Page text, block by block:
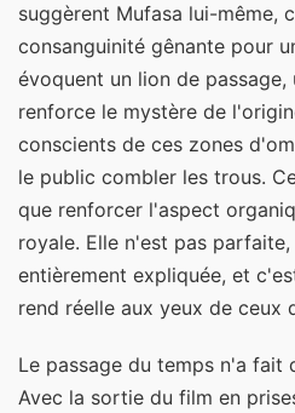
suggèrent Mufasa lui-même,
consanguinité gênante pour
évoquent un lion de
renforce le mystère de
conscients de ces zones
le public combler les trous.
que renforcer l'aspect
royale. Elle n'est pas
entièrement expliquée, et
rend réelle aux yeux de ceux
Le passage du temps n'a fait
Avec la sortie du film en